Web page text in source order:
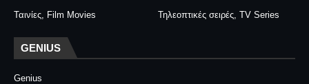
Ταινίες, Film Movies Τηλεοπτικές σειρές, TV Series
GENIUS
Genius